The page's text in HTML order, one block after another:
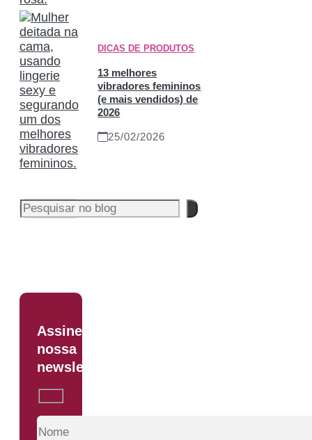
DICAS DE PRODUTOS
13 melhores
vibradores femininos
(e mais vendidos) de
2026
25/02/2026
Pesquisar
Assine
nossa
newsletter